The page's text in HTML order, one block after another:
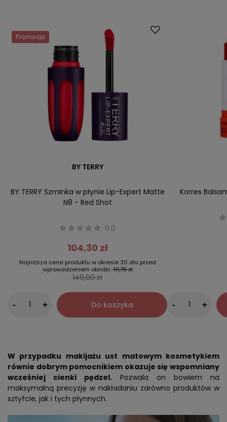
Promocja
BY TERRY
BY TERRY Szminka w płynie Lip-Expert Matte
N8 - Red Shot
0.0
104,30 zł
Najniższa cena produktu w okresie 30 dni przed
wprowadzeniem obniżki:111,75 zł
149,00 zł
- + Do koszyka
Korres
- +
W przypadku makijażu ust matowym kosmetykiem
równie dobrym pomocnikiem okazuje się wspomniany
wcześniej cienki pędzel. Pozwala on bowiem na
maksymalną precyzję w nakładaniu zarówno produktów w
sztyfcie, jak i tych płynnych.